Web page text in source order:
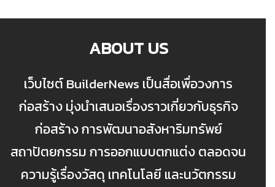
ABOUT US
เว็บไซต์ BuilderNews เป็นสื่อเพื่อวงการ
ก่อสร้าง มุ่งนำเสนอเรื่องราวเกี่ยวกับธุรกิจ
ก่อสร้าง การพัฒนาอสังหาริมทรัพย์
สถาปัตยกรรม การออกแบบตกแต่ง ตลอดจน
ความรู้เรื่องวัสดุ เทคโนโลยี และนวัตกรรม